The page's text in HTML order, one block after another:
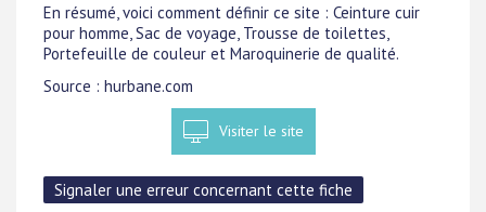
En résumé, voici comment définir ce site : Ceinture cuir
pour homme, Sac de voyage, Trousse de toilettes,
Portefeuille de couleur et Maroquinerie de qualité.
Source : hurbane.com
Visiter le site